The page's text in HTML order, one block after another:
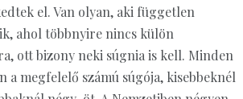
el. Van olyan, aki független
ahol többnyire nincs külön
ott bizony neki súgnia is kell. Minden
a megfelelő számú súgója, kisebbeknél